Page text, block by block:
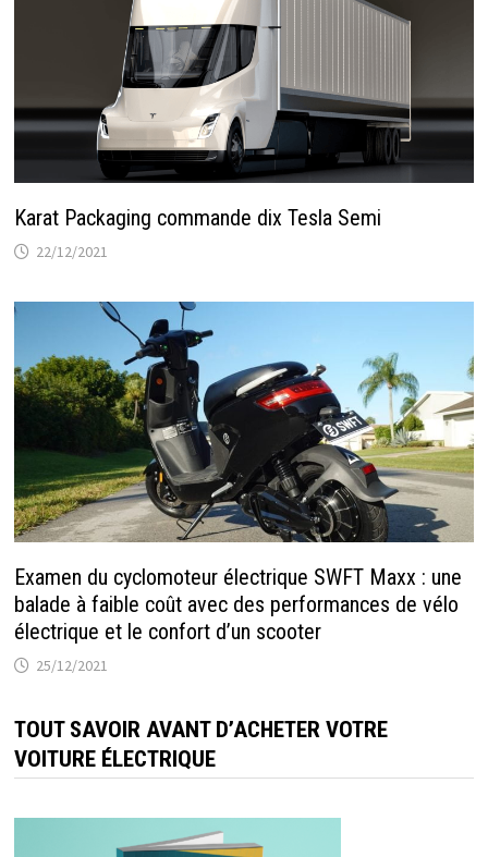
Karat Packaging commande dix Tesla Semi
22/12/2021
Examen du cyclomoteur électrique SWFT Maxx : une
balade à faible coût avec des performances de vélo
électrique et le confort d’un scooter
25/12/2021
TOUT SAVOIR AVANT D’ACHETER VOTRE
VOITURE ÉLECTRIQUE